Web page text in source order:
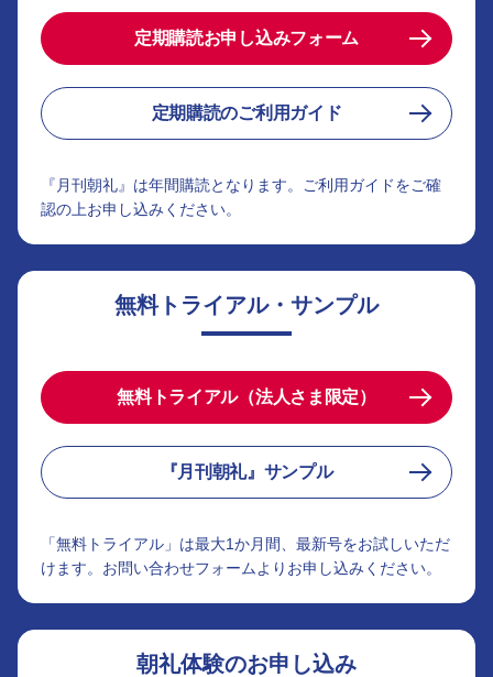
定期購読お申し込みフォーム
定期購読のご利用ガイド
『月刊朝礼』は年間購読となります。ご利用ガイドをご確
認の上お申し込みください。
無料トライアル・サンプル
無料トライアル（法人さま限定）
『月刊朝礼』サンプル
「無料トライアル」は最大1か月間、最新号をお試しいただ
けます。お問い合わせフォームよりお申し込みください。
朝礼体験のお申し込み